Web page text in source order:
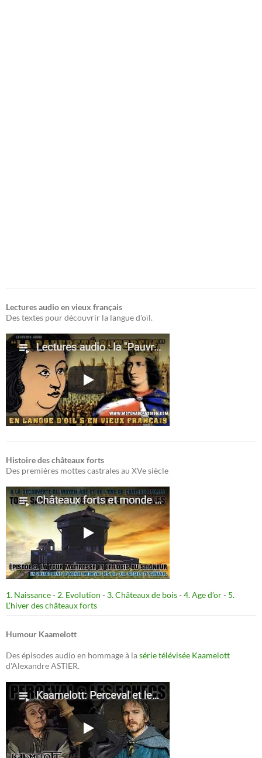
Lectures audio en vieux français
Des textes pour découvrir la langue d'oïl.
Histoire des châteaux forts
Des premières mottes castrales au XVe siècle
1. Naissance- 2. Evolution - 3. Châteaux de bois- 4. Age d’or- 5.
L’hiver des châteaux forts
Humour Kaamelott
Des épisodes audio en hommage à lasérie télévisée Kaamelott
d'Alexandre ASTIER.